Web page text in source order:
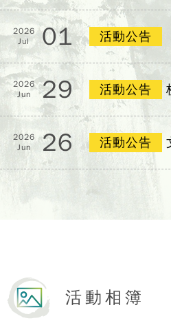
2026
Jul
01 活動公告
2026
Jun
29 活動公告
2026
Jun
26 活動公告
活動相簿